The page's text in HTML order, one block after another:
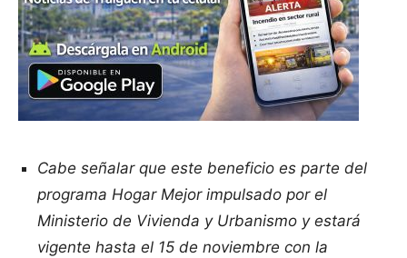
Cabe señalar que este beneficio es parte del
programa Hogar Mejor impulsado por el
Ministerio de Vivienda y Urbanismo y estará
vigente hasta el 15 de noviembre con la